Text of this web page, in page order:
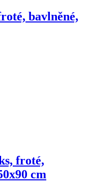
bavlněné,
froté,
cm